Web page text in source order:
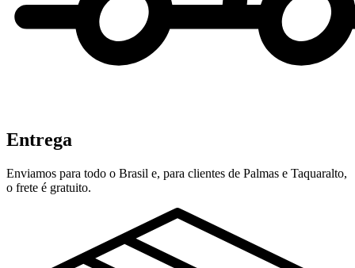
Entrega
Enviamos para todo o Brasil e, para clientes de Palmas e Taquaralto,
o frete é gratuito.